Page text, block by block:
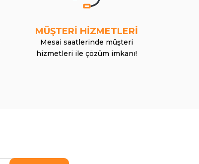
MÜŞTERİ HİZMETLERİ
Mesai saatlerinde müşteri
hizmetleri ile çözüm imkanı!